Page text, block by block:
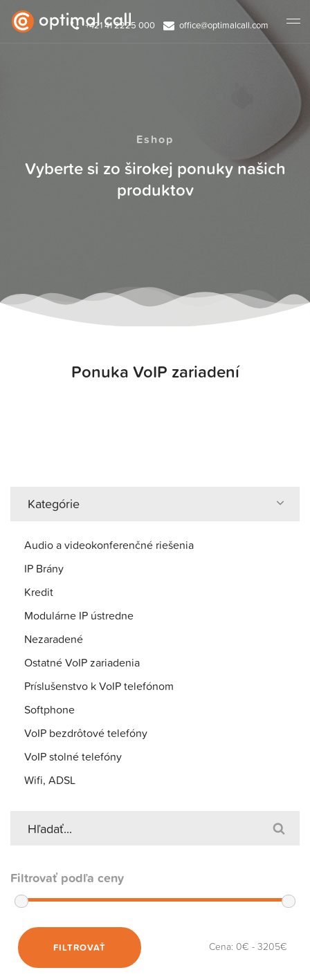
+421 41 2225 000 office@optimalcall.com
Eshop
Vyberte si zo širokej ponuky našich
produktov
Ponuka VoIP zariadení
Kategórie
Audio a videokonferenčné riešenia
IP Brány
Kredit
Modulárne IP ústredne
Nezaradené
Ostatné VoIP zariadenia
Príslušenstvo k VoIP telefónom
Softphone
VoIP bezdrôtové telefóny
VoIP stolné telefóny
Wifi, ADSL
Filtrovať podľa ceny
FILTROVAŤ Cena: 0€ - 3205€